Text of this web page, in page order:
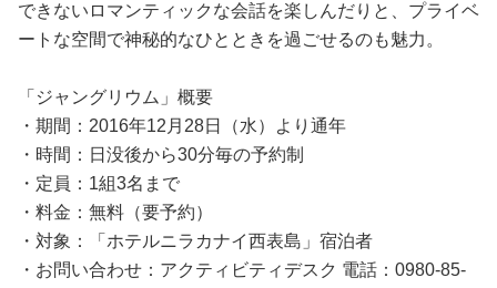
できないロマンティックな会話を楽しんだりと、プライベ
ートな空間で神秘的なひとときを過ごせるのも魅力。
「ジャングリウム」概要
・期間：2016年12月28日（水）より通年
・時間：日没後から30分毎の予約制
・定員：1組3名まで
・料金：無料（要予約）
・対象：「ホテルニラカナイ西表島」宿泊者
・お問い合わせ：アクティビティデスク 電話：0980-85-